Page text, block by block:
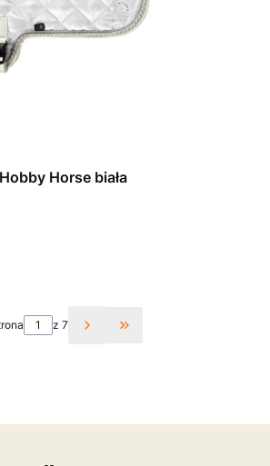
Horse biała
z 7 Przejdź do ostatniej